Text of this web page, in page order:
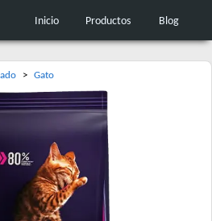
Inicio Productos Blog
> Gato